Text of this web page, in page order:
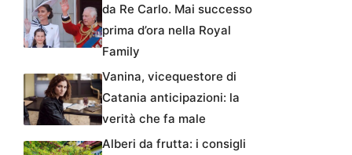
da Re Carlo. Mai successo
prima d’ora nella Royal
Family
Vanina, vicequestore di
Catania anticipazioni: la
verità che fa male
Alberi da frutta: i consigli